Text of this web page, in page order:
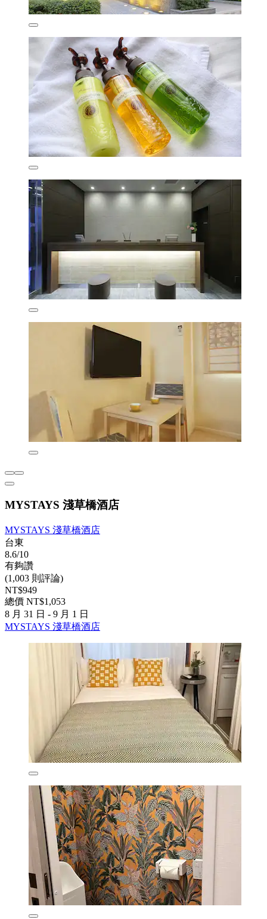
MYSTAYS 淺草橋酒店
MYSTAYS 淺草橋酒店
台東
8.6/10
有夠讚
(1,003 則評論)
NT$949
總價 NT$1,053
8 月 31 日 - 9 月 1 日
MYSTAYS 淺草橋酒店